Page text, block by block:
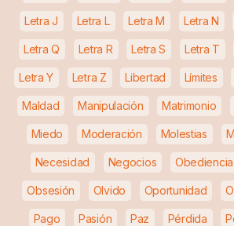
Letra J Letra L Letra M Letra N
Letra Q Letra R Letra S Letra T
Letra Y Letra Z Libertad Límites
Maldad Manipulación Matrimonio
Miedo Moderación Molestias
Necesidad Negocios Obediencia
Obsesión Olvido Oportunidad
Pago Pasión Paz Pérdida